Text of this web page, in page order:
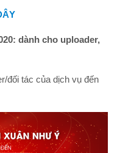
dành cho uploader,
đối tác của dịch vụ đến